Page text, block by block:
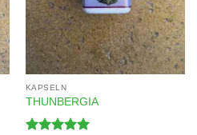
KAPSELN
THUNBERGIA